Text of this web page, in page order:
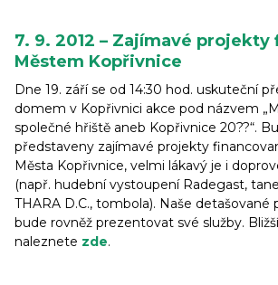
7. 9. 2012 – Zajímavé projekty
Městem Kopřivnice
Dne 19. září se od 14:30 hod. uskuteční
domem v Kopřivnici akce pod názvem
společné hřiště aneb Kopřivnice 20??“.
představeny zajímavé projekty
Města Kopřivnice, velmi lákavý je i
(např. hudební vystoupení Radegast,
THARA D.C., tombola). Naše detašované
bude rovněž prezentovat své služby.
naleznete zde.